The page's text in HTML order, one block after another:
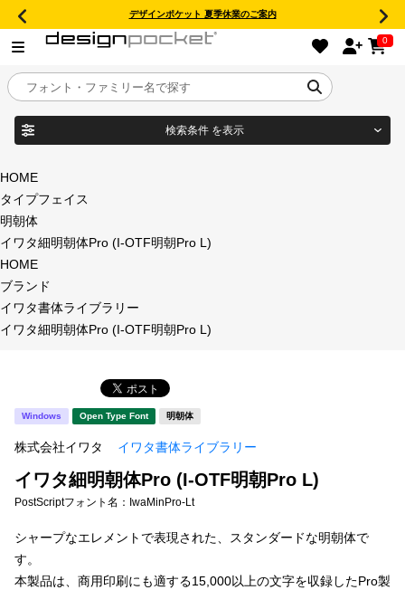
デザインポケット 夏季休業のご案内
0
目的別フォントガイド
特集
年間ライセンス商品
新着一覧
カート
マイページ
検索条件 を表示
商品名
フォント形式
タイプフェイス
明朝体
宋朝体
教科書体 行書体
HOME
タイプフェイス
明朝体
イワタ細明朝体Pro (I-OTF明朝Pro L)
HOME
ブランド
イワタ書体ライブラリー
イワタ細明朝体Pro (I-OTF明朝Pro L)
Windows Open Type Font 明朝体
株式会社イワタ イワタ書体ライブラリー
イワタ細明朝体Pro (I-OTF明朝Pro L)
PostScriptフォント名： IwaMinPro-Lt
シャープなエレメントで表現された、スタンダードな明朝体で
す。
本製品は、商用印刷にも適する15,000以上の文字を収録したPro製